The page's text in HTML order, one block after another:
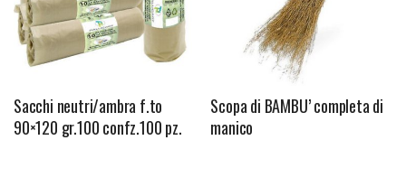
Sacchi neutri/ambra f.to
90×120 gr.100 confz.100 pz.
Scopa di BAMBU’ completa di
manico